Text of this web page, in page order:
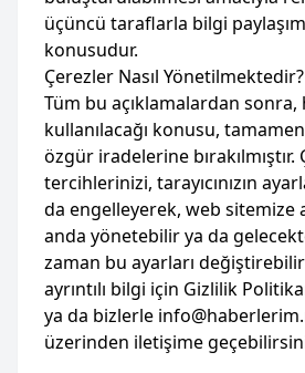
üçüncü taraflarla bilgi
konusudur.
Çerezler Nasıl Yönetilmektedir?
Tüm bu açıklamalardan
kullanılacağı konusu, tamamen
özgür iradelerine bırakılmıştır.
tercihlerinizi, tarayıcınızın
da engelleyerek, web sitemize
anda yönetebilir ya da
zaman bu ayarları
ayrıntılı bilgi için Gizlilik
ya da bizlerle
üzerinden iletişime